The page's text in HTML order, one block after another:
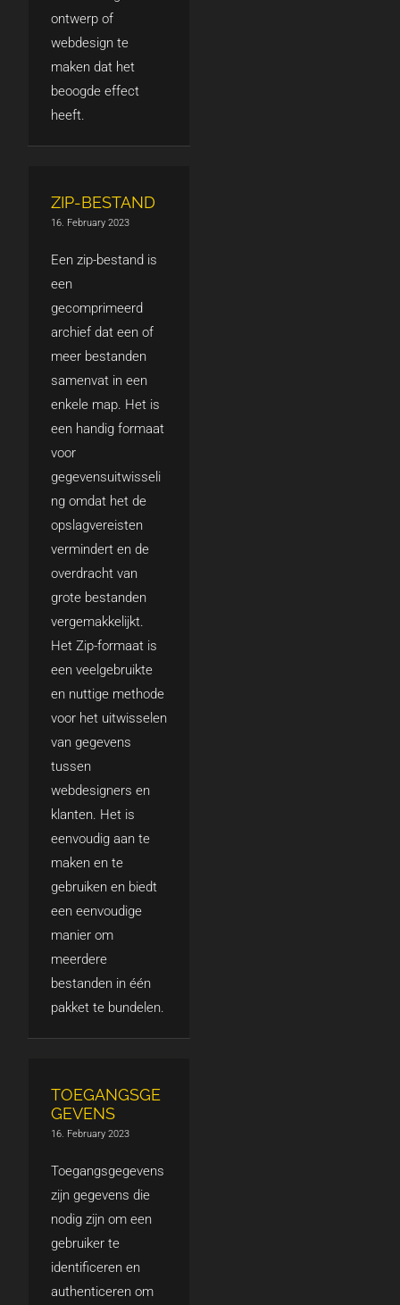
ontwerp of
webdesign te
maken dat het
beoogde effect
heeft.
ZIP-BESTAND
16. February 2023
Een zip-bestand is
een
gecomprimeerd
archief dat een of
meer bestanden
samenvat in een
enkele map. Het is
een handig formaat
voor
gegevensuitwisseli
ng omdat het de
opslagvereisten
vermindert en de
overdracht van
grote bestanden
vergemakkelijkt.
Het Zip-formaat is
een veelgebruikte
en nuttige methode
voor het uitwisselen
van gegevens
tussen
webdesigners en
klanten. Het is
eenvoudig aan te
maken en te
gebruiken en biedt
een eenvoudige
manier om
meerdere
bestanden in één
pakket te bundelen.
TOEGANGSGE
GEVENS
16. February 2023
Toegangsgegevens
zijn gegevens die
nodig zijn om een
gebruiker te
identificeren en
authenticeren om